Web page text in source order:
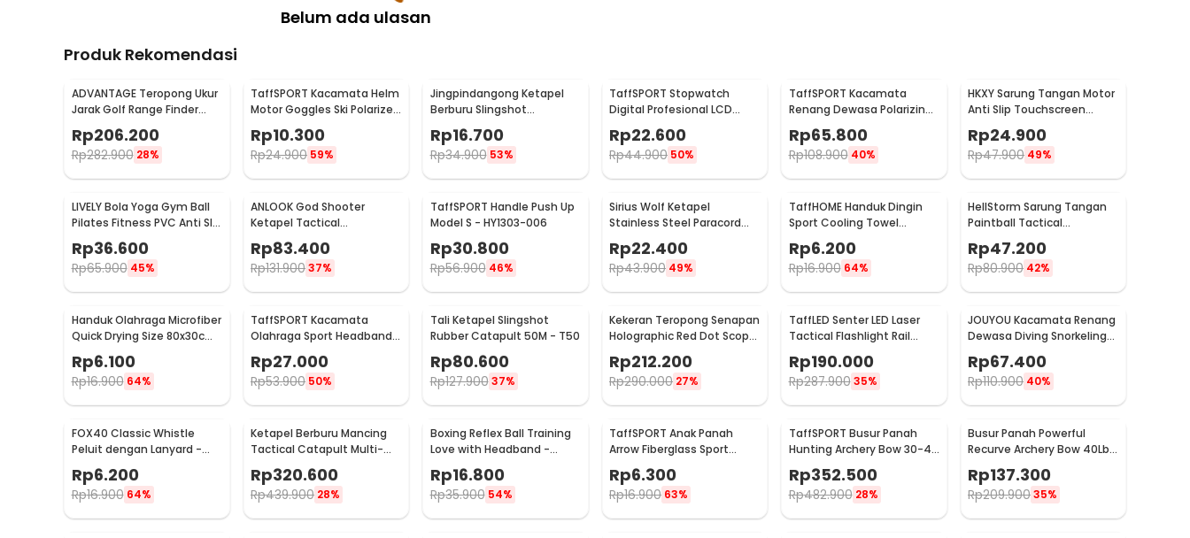
Belum ada ulasan
Produk Rekomendasi
ADVANTAGE Teropong Ukur
Jarak Golf Range Finder
Digital 7x18 - AD-964
Rp206.200
Rp282.900 28%
TaffSPORT Kacamata Helm
Motor Goggles Ski Polarized
UV400 Windproof - X400
Rp10.300
Rp24.900 59%
Jingpindangong Ketapel
Berburu Slingshot
Aluminium Alloy - OD-014
Rp16.700
Rp34.900 53%
TaffSPORT Stopwatch
Digital Profesional LCD
dengan Strap - ZSD-808
Rp22.600
Rp44.900 50%
TaffSPORT Kacamata
Renang Dewasa Polarizing
Anti Fog UV Protection -
GOG-3610
Rp65.800
Rp108.900 40%
HKXY Sarung Tangan Motor
Anti Slip Touchscreen
Riding Glove 1 Pair M
Rp24.900
Rp47.900 49%
LIVELY Bola Yoga Gym Ball
Pilates Fitness PVC Anti Slip
55cm
Rp36.600
Rp65.900 45%
ANLOOK God Shooter
Ketapel Tactical
Aluminium - TLZ-001
Rp83.400
Rp131.90037%
TaffSPORT Handle Push Up
Model S - HY1303-006
Rp30.800
Rp56.900 46%
Sirius Wolf Ketapel
Stainless Steel Paracord
Desain Serigala - HW-
GJ049
Rp22.400
Rp43.900 49%
TaffHOME Handuk Dingin
Sport Cooling Towel
Microfiber Quick Dry - SH-
C00290
Rp6.200
Rp16.900 64%
HellStorm Sarung Tangan
Paintball Tactical
Protective Gloves Nylon L -
HS210
Rp47.200
Rp80.900 42%
Handuk Olahraga Microfiber
Quick Drying Size 80x30cm
- S-50
Rp6.100
Rp16.900 64%
TaffSPORT Kacamata
Olahraga Sport Headband
Frame Glasses - 9833
Rp27.000
Rp53.900 50%
Tali Ketapel Slingshot
Rubber Catapult 50M - T50
Rp80.600
Rp127.900 37%
Kekeran Teropong Senapan
Holographic Red Dot Scope
20mm - M-01
Rp212.200
Rp290.000 27%
TaffLED Senter LED Laser
Tactical Flashlight Rail
Mount 200 Lumens - JGSD
Rp190.000
Rp287.900 35%
JOUYOU Kacamata Renang
Dewasa Diving Snorkeling
Anti Fog UV Protection -
E0735
Rp67.400
Rp110.900 40%
FOX40 Classic Whistle
Peluit dengan Lanyard -
CMG04
Rp6.200
Rp16.900 64%
Ketapel Berburu Mancing
Tactical Catapult Multi-
shot - KMSS
Rp320.600
Rp439.900 28%
Boxing Reflex Ball Training
Love with Headband -
HC408
Rp16.800
Rp35.900 54%
TaffSPORT Anak Panah
Arrow Fiberglass Sport
Equipment Spine 800 1 PCS
- JH813
Rp6.300
Rp16.900 63%
TaffSPORT Busur Panah
Hunting Archery Bow 30-45
LB - SA
Rp352.500
Rp482.900 28%
Busur Panah Powerful
Recurve Archery Bow 40Lbs
- 36215
Rp137.300
Rp209.90035%